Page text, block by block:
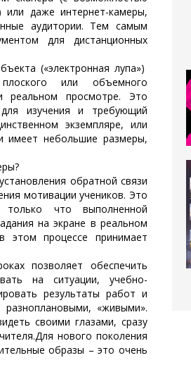
даже интернет-камеры,
аудитории. Тем самым
для дистанционных
(«электронная лупа»)
или объемного
реальном просмотре. Это
изучения и требующий
экземпляре, или
имеет небольшие размеры,
обратной связи
мотивации учеников. Это
что выполненной
на экране в реальном
этом процессе принимает
позволяет обеспечить
на ситуации, учебно-
результаты работ и
«живыми».
своими глазами, сразу
нового поколения
образы – это очень